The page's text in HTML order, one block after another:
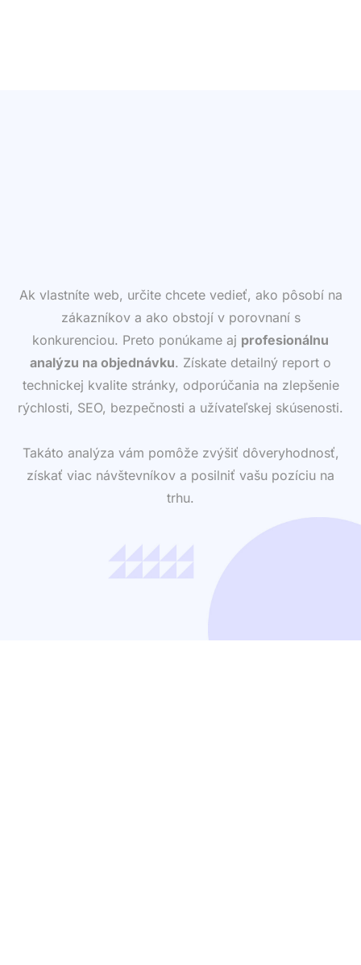
Ak vlastníte web, určite chcete vedieť, ako pôsobí na
zákazníkov a ako obstojí v porovnaní s
konkurenciou. Preto ponúkame aj profesionálnu
analýzu na objednávku. Získate detailný report o
technickej kvalite stránky, odporúčania na zlepšenie
rýchlosti, SEO, bezpečnosti a užívateľskej skúsenosti.
Takáto analýza vám pomôže zvýšiť dôveryhodnosť,
získať viac návštevníkov a posilniť vašu pozíciu na
trhu.